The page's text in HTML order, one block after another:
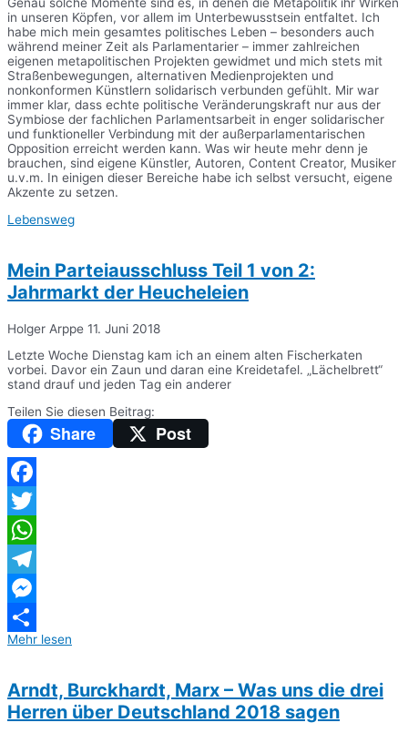
in unseren Köpfen, vor allem im Unterbewusstsein entfaltet. Ich
habe mich mein gesamtes politisches Leben – besonders auch
während meiner Zeit als Parlamentarier – immer zahlreichen
eigenen metapolitischen Projekten gewidmet und mich stets mit
Straßenbewegungen, alternativen Medienprojekten und
nonkonformen Künstlern solidarisch verbunden gefühlt. Mir war
immer klar, dass echte politische Veränderungskraft nur aus der
Symbiose der fachlichen Parlamentsarbeit in enger solidarischer
und funktioneller Verbindung mit der außerparlamentarischen
Opposition erreicht werden kann. Was wir heute mehr denn je
brauchen, sind eigene Künstler, Autoren, Content Creator, Musiker
u.v.m. In einigen dieser Bereiche habe ich selbst versucht, eigene
Akzente zu setzen.
Lebensweg
Mein Parteiausschluss Teil 1 von 2:
Jahrmarkt der Heucheleien
Holger Arppe 11. Juni 2018
Letzte Woche Dienstag kam ich an einem alten Fischerkaten
vorbei. Davor ein Zaun und daran eine Kreidetafel. „Lächelbrett“
stand drauf und jeden Tag ein anderer
Teilen Sie diesen Beitrag:
Share Post
Facebook
Twitter
WhatsApp
Telegram
Messenger
Teilen
Mehr lesen
Arndt, Burckhardt, Marx – Was uns die drei
Herren über Deutschland 2018 sagen